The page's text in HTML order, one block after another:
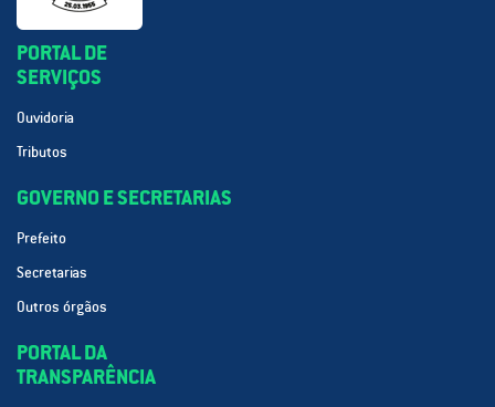
PORTAL DE
SERVIÇOS
Ouvidoria
Tributos
GOVERNO E SECRETARIAS
Prefeito
Secretarias
Outros órgãos
PORTAL DA
TRANSPARÊNCIA